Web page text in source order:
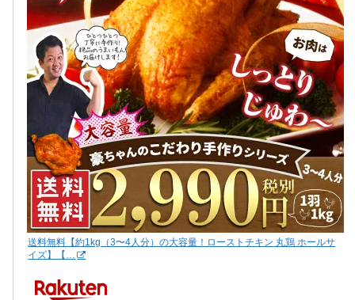
送料無料【約1kg（3〜4人分）の大容量！ローストチキン 丸鶏 ホールサ
イズ】【…